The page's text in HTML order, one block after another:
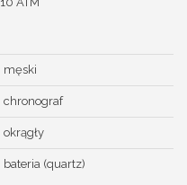
męski
chronograf
okrągły
bateria (quartz)